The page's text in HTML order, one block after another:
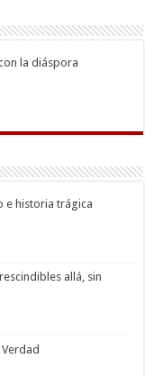
la diáspora
e historia trágica
allá, sin